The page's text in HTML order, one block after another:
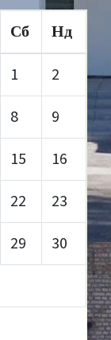
Сб Нд
1 2
8 9
15 16
22 23
29 30